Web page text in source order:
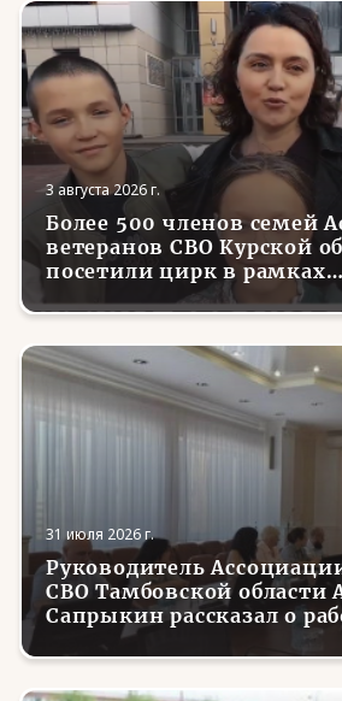
3 августа 2026 г.
Более 500 членов семей
ветеранов СВО Курской
посетили цирк в рамках
всероссийской акции
31 июля 2026 г.
Руководитель
СВО Тамбовской области
Сапрыкин рассказал о
трудоустройству
фронта боевых